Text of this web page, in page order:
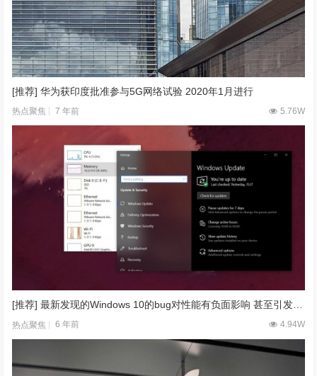
[推荐] 华为获印度批准参与5G网络试验 2020年1月进行
热点聚焦 7 年前 5.76W
热点聚焦 6 年前 4.94W